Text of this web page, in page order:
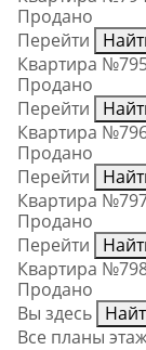
Продано
Перейти
Квартира
Продано
Перейти
Квартира
Продано
Перейти
Квартира
Продано
Перейти
Квартира
Продано
Вы здесь
Все планы